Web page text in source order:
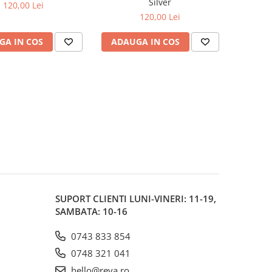
120,00 Lei
IN COS
120,00 Lei
ADAUGA IN COS
SUPORT CLIENTI LUNI-VINERI: 11-19,
SAMBATA: 10-16
0743 833 854
0748 321 041